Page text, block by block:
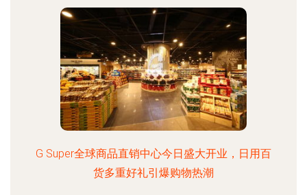
G Super全球商品直销中心今日盛大开业，日用百
货多重好礼引爆购物热潮